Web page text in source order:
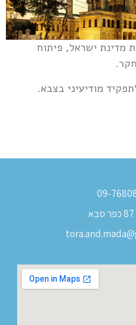
מדינת ישראל, פיתוח
מודיעיני בצבא.
09-